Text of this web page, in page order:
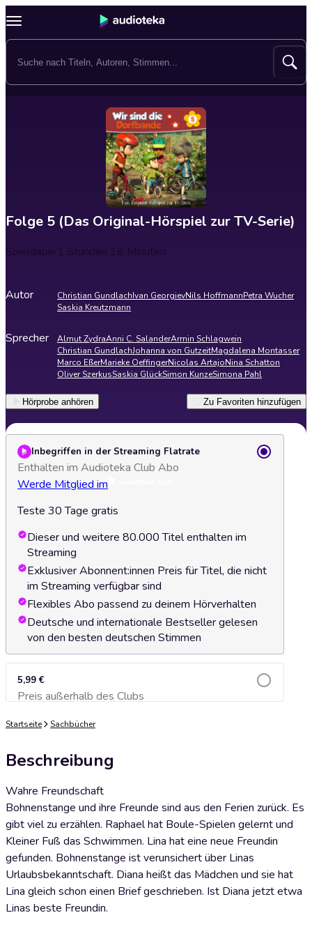
Folge 5 (Das Original-Hörspiel zur TV-Serie)
Spieldauer1 Stunden 16 Minuten
Autor Christian GundlachIvan GeorgievNils HoffmannPetra Wucher
Saskia Kreutzmann
Sprecher Almut ZydraAnni C. SalanderArmin Schlagwein
Christian GundlachJohanna von GutzeitMagdalena Montasser
Marco EßerMarieke OeffingerNicolas ArtajoNina Schatton
Oliver SzerkusSaskia GlückSimon KunzeSimona Pahl
Hörprobe anhören Zu Favoriten hinzufügen
Inbegriffen in der Streaming Flatrate
Enthalten im Audioteka Club Abo
Werde Mitglied im
Teste 30 Tage gratis
Dieser und weitere 80.000 Titel enthalten im
Streaming
Exklusiver Abonnent:innen Preis für Titel, die nicht
im Streaming verfügbar sind
Flexibles Abo passend zu deinem Hörverhalten
Deutsche und internationale Bestseller gelesen
von den besten deutschen Stimmen
5,99 €
Preis außerhalb des ClubsZum Warenkorb hinzufügen
Startseite Sachbücher
Beschreibung
Wahre Freundschaft
Bohnenstange und ihre Freunde sind aus den Ferien zurück. Es
gibt viel zu erzählen. Raphael hat Boule-Spielen gelernt und
Kleiner Fuß das Schwimmen. Lina hat eine neue Freundin
gefunden. Bohnenstange ist verunsichert über Linas
Urlaubsbekanntschaft. Diana heißt das Mädchen und sie hat
Lina gleich schon einen Brief geschrieben. Ist Diana jetzt etwa
Linas beste Freundin.